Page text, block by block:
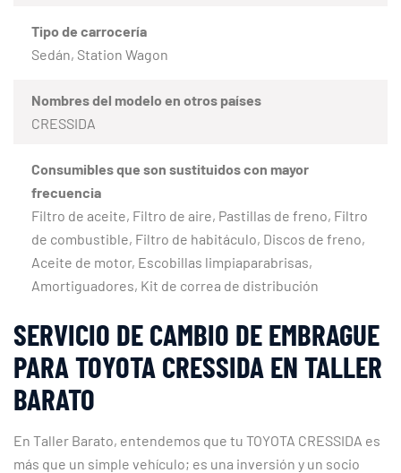
Tipo de carrocería
Sedán, Station Wagon
Nombres del modelo en otros países
CRESSIDA
Consumibles que son sustituidos con mayor
frecuencia
Filtro de aceite, Filtro de aire, Pastillas de freno, Filtro
de combustible, Filtro de habitáculo, Discos de freno,
Aceite de motor, Escobillas limpiaparabrisas,
Amortiguadores, Kit de correa de distribución
SERVICIO DE CAMBIO DE EMBRAGUE
PARA TOYOTA CRESSIDA EN TALLER
BARATO
En Taller Barato, entendemos que tu TOYOTA CRESSIDA es
más que un simple vehículo; es una inversión y un socio